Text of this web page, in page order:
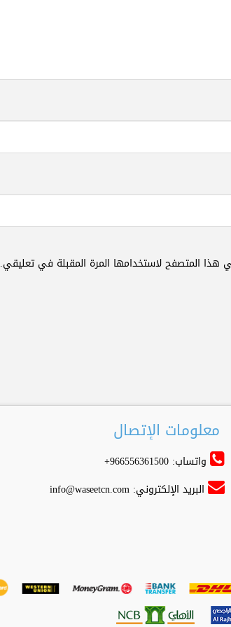
هذا المتصفح لاستخدامها المرة المقبلة في تعليقي.
معلومات الإتصال
واتساب: 966556361500+
البريد الإلكتروني: info@waseetcn.com